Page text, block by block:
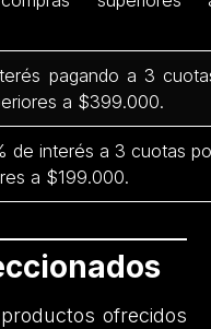
pagando a 3
a $399.000.
de interés a 3 cuotas
a $199.000.
ofrecidos